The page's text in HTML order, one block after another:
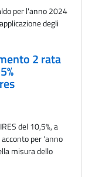
per l'anno 2024
degli
2 rata
del 10,5%, a
per 'anno
misura dello